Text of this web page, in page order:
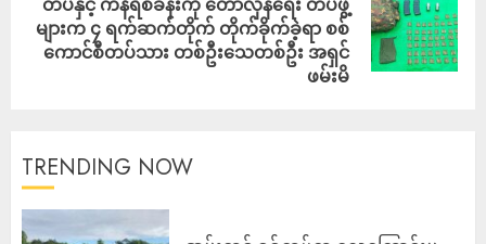
များက ၄ ရက်ဆက်တိုက် တိုက်ခိုက်ခဲ့ရာ စစ်
ကောင်စီတပ်သား တစ်ဦးသေတစ်ဦး အရှင်
ဖမ်းမိ
TRENDING NOW